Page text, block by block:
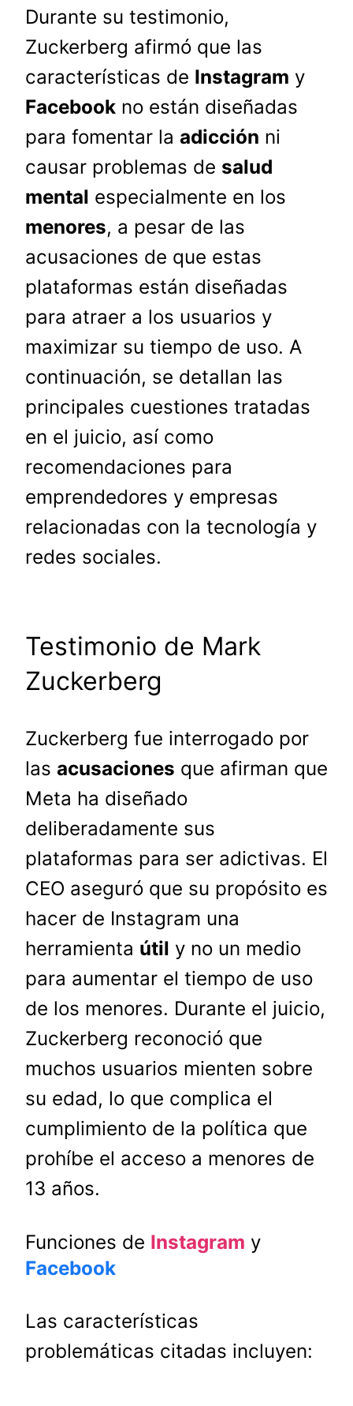
Durante su testimonio,
Zuckerberg afirmó que las
características de Instagram y
Facebook no están diseñadas
para fomentar la adicción ni
causar problemas de salud
mental especialmente en los
menores, a pesar de las
acusaciones de que estas
plataformas están diseñadas
para atraer a los usuarios y
maximizar su tiempo de uso. A
continuación, se detallan las
principales cuestiones tratadas
en el juicio, así como
recomendaciones para
emprendedores y empresas
relacionadas con la tecnología y
redes sociales.
Testimonio de Mark
Zuckerberg
Zuckerberg fue interrogado por
las acusaciones que afirman que
Meta ha diseñado
deliberadamente sus
plataformas para ser adictivas. El
CEO aseguró que su propósito es
hacer de Instagram una
herramienta útil y no un medio
para aumentar el tiempo de uso
de los menores. Durante el juicio,
Zuckerberg reconoció que
muchos usuarios mienten sobre
su edad, lo que complica el
cumplimiento de la política que
prohíbe el acceso a menores de
13 años.
Funciones de Instagram y
Facebook
Las características
problemáticas citadas incluyen: